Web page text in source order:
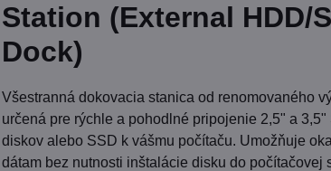
Station (External HDD/
Dock)
Všestranná dokovacia stanica od renomovaného
určená pre rýchle a pohodlné pripojenie 2,5" a 3,5"
diskov alebo SSD k vášmu počítaču. Umožňuje
dátam bez nutnosti inštalácie disku do počítačovej